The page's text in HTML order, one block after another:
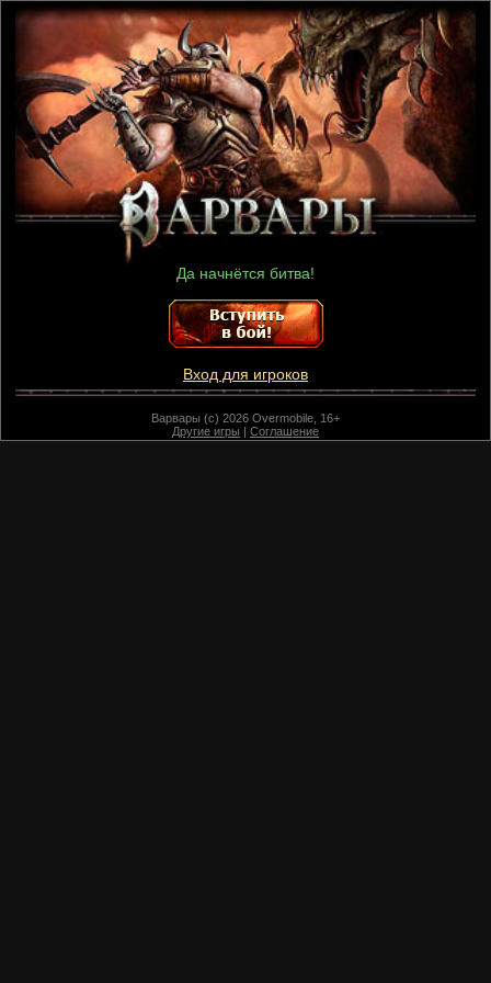
Да начнётся битва!
Вход для игроков
Варвары (c) 2026 Overmobile, 16+
Другие игры | Соглашение